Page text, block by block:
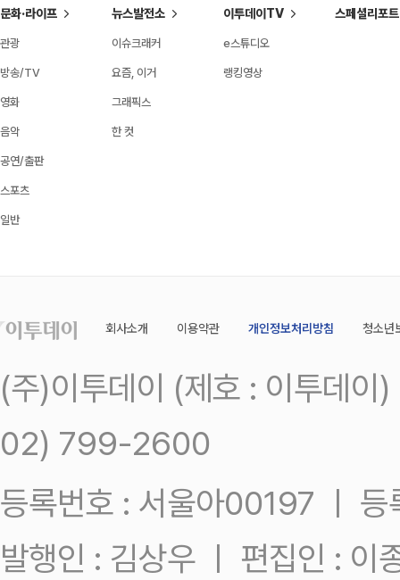
문화·라이프
관광
방송/TV
영화
음악
공연/출판
스포츠
일반
뉴스발전소
이슈크래커
요즘, 이거
그래픽스
한 컷
이투데이TV
e스튜디오
랭킹영상
스페셜리포트
회사소개 이용약관 개인정보처리방침 청소년
(주)이투데이 (제호 : 이투데
02) 799-2600
등록번호 : 서울아00197 ㅣ
발행인 : 김상우 ㅣ 편집인 : 이